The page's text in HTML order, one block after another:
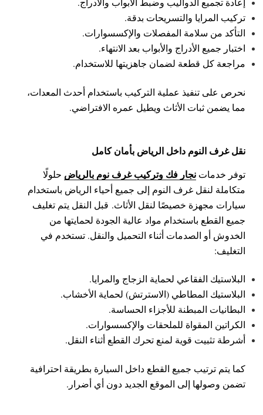
تركيب المرايا والتسريحات بدقة.
التأكد من سلامة المفصلات والإكسسوارات.
اختبار جميع الأدراج والأبواب بعد الانتهاء.
مراجعة كل قطعة لضمان جاهزيتها للاستخدام.
نحرص على تنفيذ عملية التركيب باستخدام أحدث المعدات،
مما يضمن ثبات الأثاث ويطيل عمره الافتراضي.
نقل غرف النوم داخل الرياض بأمان كامل
توفر خدمات نجار فك وتركيب غرف نوم بالرياض حلولًا
متكاملة لنقل غرف النوم إلى جميع أحياء الرياض باستخدام
سيارات مجهزة خصيصًا لنقل الأثاث. قبل النقل يتم تغليف
جميع القطع باستخدام مواد عالية الجودة لحمايتها من
الخدوش أو الصدمات أثناء التحميل والنقل. تستخدم في
التغليف:
البلاستيك الفقاعي لحماية الزجاج والمرايا.
البلاستيك المطاطي (الاسترتش) لحماية الأخشاب.
البطانيات المبطنة للأجزاء الحساسة.
الكراتين المقواة للملحقات والإكسسوارات.
أشرطة تثبيت قوية لمنع تحرك القطع أثناء النقل.
كما يتم ترتيب جميع القطع داخل السيارة بطريقة احترافية
تضمن وصولها إلى الموقع الجديد دون أي أضرار.